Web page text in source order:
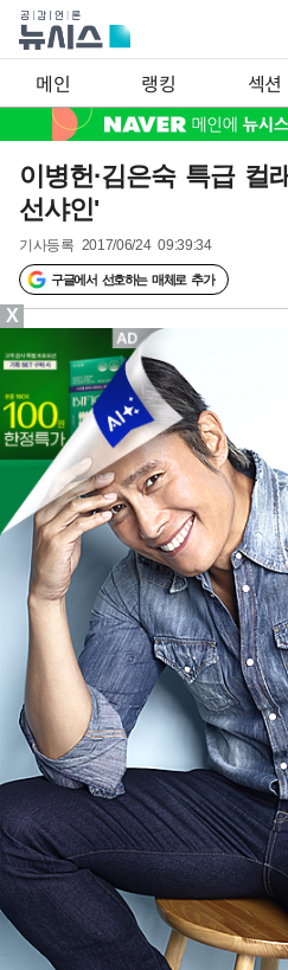
메인 랭킹 섹션
이병헌·김은숙 특급 컬
선샤인'
기사등록 2017/06/24 09:39:34
구글에서 선호하는 매체로 추가
X